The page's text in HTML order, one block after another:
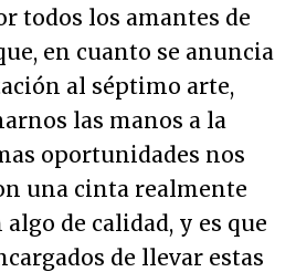
todos los amantes de
en cuanto se anuncia
al séptimo arte,
las manos a la
oportunidades nos
una cinta realmente
de calidad, y es que
de llevar estas